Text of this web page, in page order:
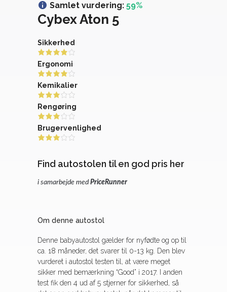
Samlet vurdering: 59%
Cybex Aton 5
Sikkerhed
Ergonomi
Kemikalier
Rengøring
Brugervenlighed
Find autostolen til en god pris her
i samarbejde med PriceRunner
Om denne autostol
Denne babyautostol gælder for nyfødte og op til
ca. 18 måneder, det svarer til 0-13 kg. Den blev
vurderet i autostol testen til, at være meget
sikker med bemærkning “Good” i 2017. I anden
test fik den 4 ud af 5 stjerner for sikkerhed, så